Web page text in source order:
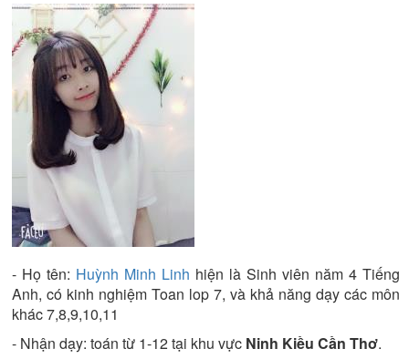
- Họ tên: Huỳnh Minh Linh hiện là Sinh viên năm 4 Tiếng
Anh, có kinh nghiệm Toan lop 7, và khả năng dạy các môn
khác7,8,9,10,11
- Nhận dạy: toán từ 1-12tại khu vực Ninh Kiều Cần Thơ.